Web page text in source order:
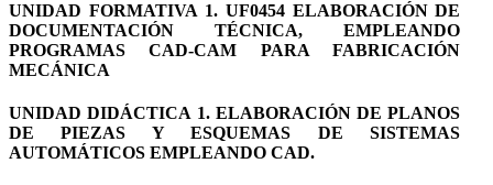
UNIDAD FORMATIVA 1. UF0454 ELABORACIÓN DE
DOCUMENTACIÓN TÉCNICA, EMPLEANDO
PROGRAMAS CAD-CAM PARA FABRICACIÓN
MECÁNICA
UNIDAD DIDÁCTICA 1. ELABORACIÓN DE PLANOS
DE PIEZAS Y ESQUEMAS DE SISTEMAS
AUTOMÁTICOS EMPLEANDO CAD.